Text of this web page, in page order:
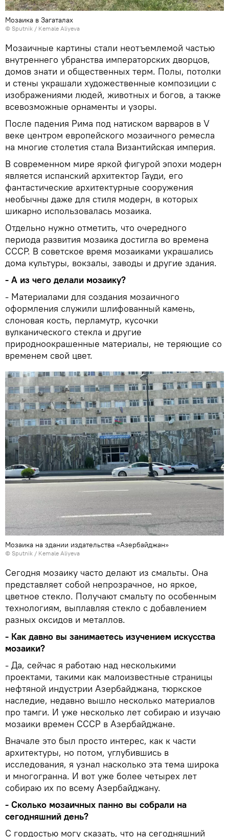
Мозаика в Загаталах
© Sputnik / Kemale Aliyeva
Мозаичные картины стали неотъемлемой частью
внутреннего убранства императорских дворцов,
домов знати и общественных терм. Полы, потолки
и стены украшали художественные композиции с
изображениями людей, животных и богов, а также
всевозможные орнаменты и узоры.
После падения Рима под натиском варваров в V
веке центром европейского мозаичного ремесла
на многие столетия стала Византийская империя.
В современном мире яркой фигурой эпохи модерн
является испанский архитектор Гауди, его
фантастические архитектурные сооружения
необычны даже для стиля модерн, в которых
шикарно использовалась мозаика.
Отдельно нужно отметить, что очередного
периода развития мозаика достигла во времена
СССР. В советское время мозаиками украшались
дома культуры, вокзалы, заводы и другие здания.
- А из чего делали мозаику?
- Материалами для создания мозаичного
оформления служили шлифованный камень,
слоновая кость, перламутр, кусочки
вулканического стекла и другие
природноокрашенные материалы, не теряющие со
временем свой цвет.
Мозаика на здании издательства «Азербайджан»
© Sputnik / Kemale Aliyeva
Сегодня мозаику часто делают из смальты. Она
представляет собой непрозрачное, но яркое,
цветное стекло. Получают смальту по особенным
технологиям, выплавляя стекло с добавлением
разных оксидов и металлов.
- Как давно вы занимаетесь изучением искусства
мозаики?
- Да, сейчас я работаю над несколькими
проектами, такими как малоизвестные страницы
нефтяной индустрии Азербайджана, тюркское
наследие, недавно вышло несколько материалов
про тамги. И уже несколько лет собираю и изучаю
мозаики времен СССР в Азербайджане.
Вначале это был просто интерес, как к части
архитектуры, но потом, углубившись в
исследования, я узнал насколько эта тема широка
и многогранна. И вот уже более четырех лет
собираю их по всему Азербайджану.
- Сколько мозаичных панно вы собрали на
сегодняшний день?
С гордостью могу сказать, что на сегодняшний